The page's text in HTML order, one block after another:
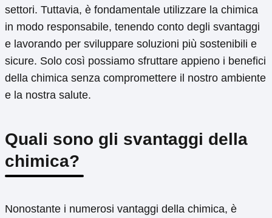
settori. Tuttavia, è fondamentale utilizzare la chimica
in modo responsabile, tenendo conto degli svantaggi
e lavorando per sviluppare soluzioni più sostenibili e
sicure. Solo così possiamo sfruttare appieno i benefici
della chimica senza compromettere il nostro ambiente
e la nostra salute.
Quali sono gli svantaggi della
chimica?
Nonostante i numerosi vantaggi della chimica, è